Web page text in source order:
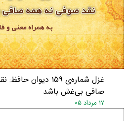
★★
غزل شماره‌ی ۱۵۹
صافی بی‌غش باشد
۱۷ مرداد ۰۵